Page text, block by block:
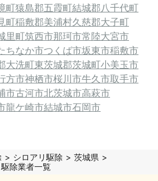
町猿島郡五霞町結城郡八千代町
町稲敷郡美浦村久慈郡大子町
里町筑西市那珂市常陸大宮市
ちなか市つくば市坂東市稲敷市
大洗町東茨城郡茨城町小美玉市
方市神栖市桜川市牛久市取手市
市古河市北茨城市高萩市
龍ケ崎市結城市石岡市
シロアリ駆除
茨城県
除業者一覧